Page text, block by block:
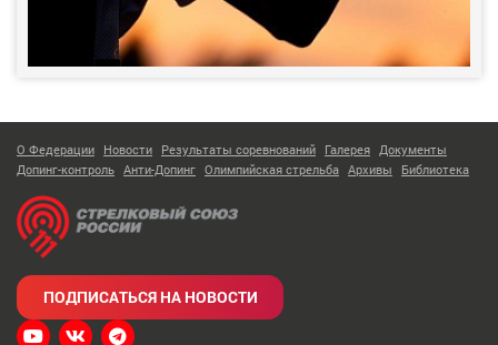
О Федерации Новости Результаты соревнований Галерея Документы
Допинг-контроль Анти-Допинг Олимпийская стрельба Архивы Библиотека
ПОДПИСАТЬСЯ НА НОВОСТИ